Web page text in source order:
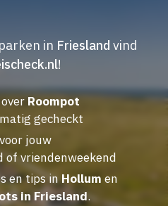
in Friesland vind
!
Roompot
gecheckt
jouw
of vriendenweekend
en tips in Hollum en
in Friesland.